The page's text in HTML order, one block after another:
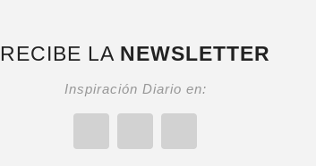
RECIBE LA NEWSLETTER
Inspiración Diario en: